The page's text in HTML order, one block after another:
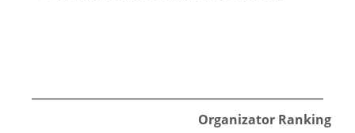
Organizator Ranking